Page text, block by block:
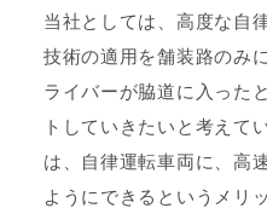
当社としては、高度な自
技術の適用を舗装路のみ
ライバーが脇道に入った
トしていきたいと考えて
は、自律運転車両に、高
ようにできるというメリ